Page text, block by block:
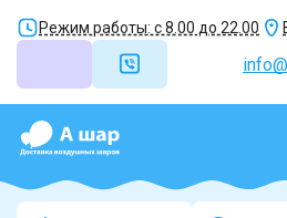
Режим работы: с 8.00 до 22.00